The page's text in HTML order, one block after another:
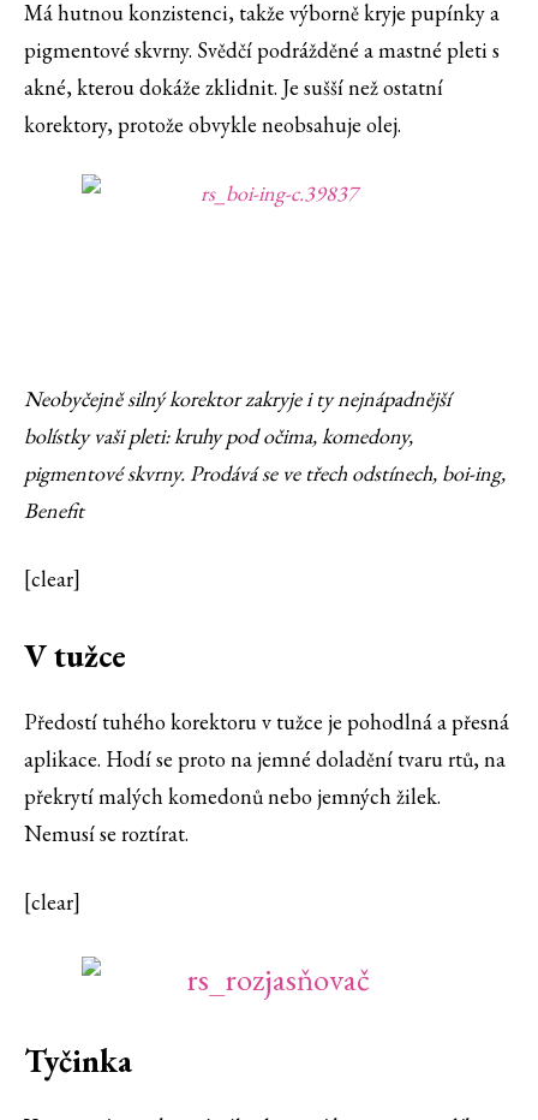
Má hutnou konzistenci, takže výborně kryje pupínky a
pigmentové skvrny. Svědčí podrážděné a mastné pleti s
akné, kterou dokáže zklidnit. Je sušší než ostatní
korektory, protože obvykle neobsahuje olej.
Neobyčejně silný korektor zakryje i ty nejnápadnější
bolístky vaši pleti: kruhy pod očima, komedony,
pigmentové skvrny. Prodává se ve třech odstínech, boi-ing,
Benefit
[clear]
V tužce
Předostí tuhého korektoru v tužce je pohodlná a přesná
aplikace. Hodí se proto na jemné doladění tvaru rtů, na
překrytí malých komedonů nebo jemných žilek.
Nemusí se roztírat.
[clear]
Tyčinka